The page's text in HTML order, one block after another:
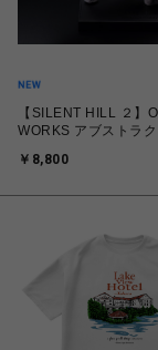
【SILENT HILL ２】
WORKS アブストラ
￥8,800